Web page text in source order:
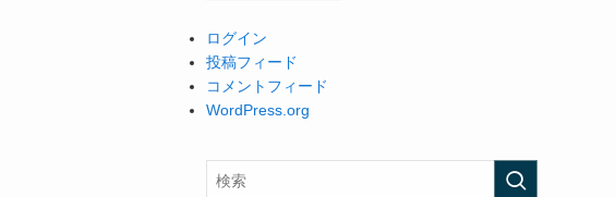
ログイン
投稿フィード
コメントフィード
WordPress.org